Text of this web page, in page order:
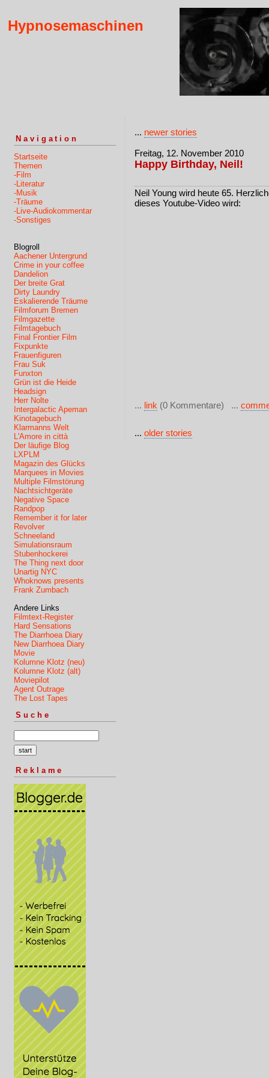
Hypnosemaschinen
Navigation
Startseite
Themen
-Film
-Literatur
-Musik
-Träume
-Live-Audiokommentar
-Sonstiges
Blogroll
Aachener Untergrund
Crime in your coffee
Dandelion
Der breite Grat
Dirty Laundry
Eskalierende Träume
Filmforum Bremen
Filmgazette
Filmtagebuch
Final Frontier Film
Fixpunkte
Frauenfiguren
Frau Suk
Funxton
Grün ist die Heide
Headsign
Herr Nolte
Intergalactic Apeman
Kinotagebuch
Klarmanns Welt
L'Amore in città
Der läufige Blog
LXPLM
Magazin des Glücks
Marquees in Movies
Multiple Filmstörung
Nachtsichtgeräte
Negative Space
Randpop
Remember it for later
Revolver
Schneeland
Simulationsraum
Stubenhockerei
The Thing next door
Unartig NYC
Whoknows presents
Frank Zumbach
Andere Links
Filmtext-Register
Hard Sensations
The Diarrhoea Diary
New Diarrhoea Diary
Movie
Kolumne Klotz (neu)
Kolumne Klotz (alt)
Moviepilot
Agent Outrage
The Lost Tapes
Suche
Reklame
... newer stories
Freitag, 12. November 2010
Happy Birthday, Neil!
Neil Young wird heute 65.
dieses Youtube-Video wird:
... link (0 Kommentare) ...
... older stories